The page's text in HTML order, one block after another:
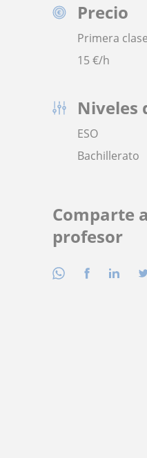
Precio
Primera
15€/h
Niveles
ESO
Bachillerato
Comparte
profesor